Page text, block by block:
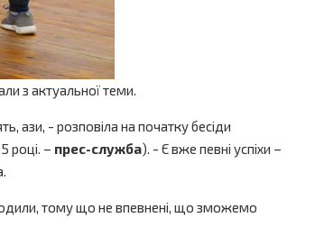
з актуальної теми.
ази, - розповіла на початку бесіди
році. – прес-служба). - Є вже певні успіхи –
тому що не впевнені, що зможемо